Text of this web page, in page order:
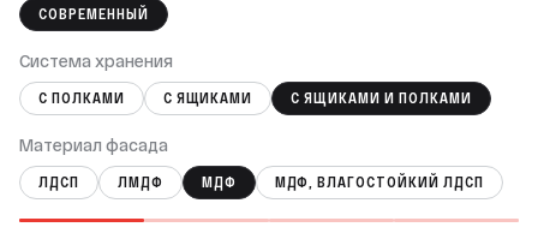
СОВРЕМЕННЫЙ
Система хранения
С ПОЛКАМИ С ЯЩИКАМИ С ЯЩИКАМИ И ПОЛКАМИ
Материал фасада
ЛДСП ЛМДФ МДФ МДФ, ВЛАГОСТОЙКИЙ ЛДСП